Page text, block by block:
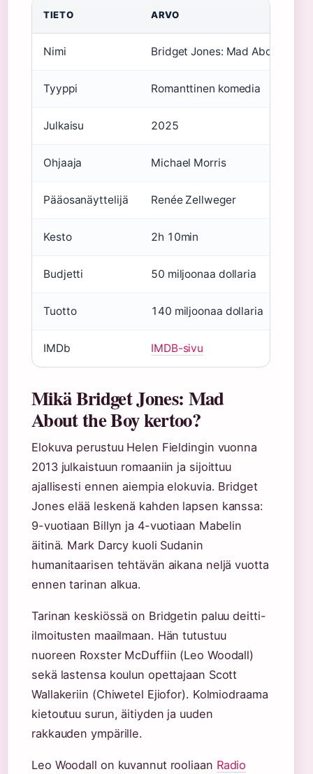
TIETO ARVO
Nimi Bridget Jones: Mad About the
Tyyppi Romanttinen komedia
Julkaisu 2025
Ohjaaja Michael Morris
Pääosanäyttelijä Renée Zellweger
Kesto 2h 10min
Budjetti 50 miljoonaa dollaria
Tuotto 140 miljoonaa dollaria
IMDb IMDB-sivu
Mikä Bridget Jones: Mad
About the Boy kertoo?
Elokuva perustuu Helen Fieldingin vuonna
2013 julkaistuun romaaniin ja sijoittuu
ajallisesti ennen aiempia elokuvia. Bridget
Jones elää leskenä kahden lapsen kanssa:
9-vuotiaan Billyn ja 4-vuotiaan Mabelin
äitinä. Mark Darcy kuoli Sudanin
humanitaarisen tehtävän aikana neljä vuotta
ennen tarinan alkua.
Tarinan keskiössä on Bridgetin paluu deitti-
ilmoitusten maailmaan. Hän tutustuu
nuoreen Roxster McDuffiin (Leo Woodall)
sekä lastensa koulun opettajaan Scott
Wallakeriin (Chiwetel Ejiofor). Kolmiodraama
kietoutuu surun, äitiyden ja uuden
rakkauden ympärille.
Leo Woodall on kuvannut rooliaan Radio